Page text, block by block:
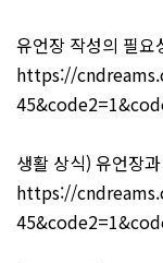
유언장 작성의 필요
https://
생활 상식) 유언장
https://